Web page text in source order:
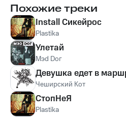
Похожие треки
Install Сикейрос
Plastika
Улетай
Мэd Dог
Девушка едет в
Чеширский Кот
СтопНеЯ
Plastika